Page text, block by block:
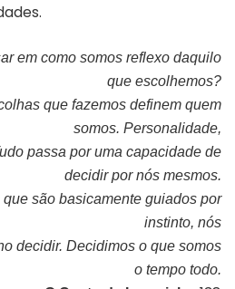
em como somos reflexo daquilo
que escolhemos?
que fazemos definem quem
somos. Personalidade,
passa por uma capacidade de
decidir por nós mesmos.
são basicamente guiados por
instinto, nós
decidir. Decidimos o que somos
o tempo todo.